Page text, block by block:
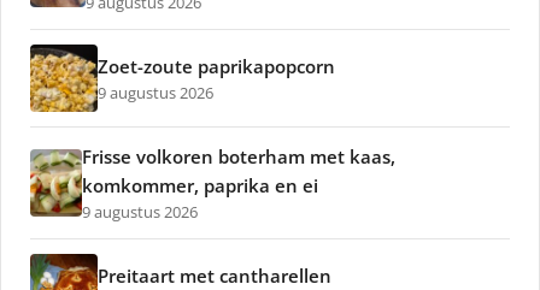
Zoet-zoute paprikapopcorn
9 augustus 2026
Frisse volkoren boterham met kaas,
komkommer, paprika en ei
9 augustus 2026
Preitaart met cantharellen